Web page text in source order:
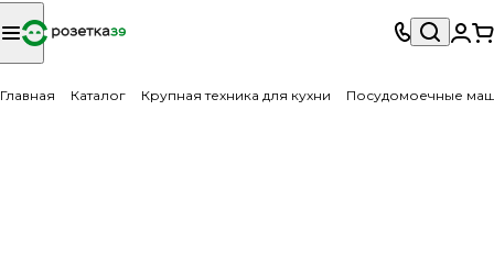
Главная Каталог Крупная техника для кухни Посудомоечные